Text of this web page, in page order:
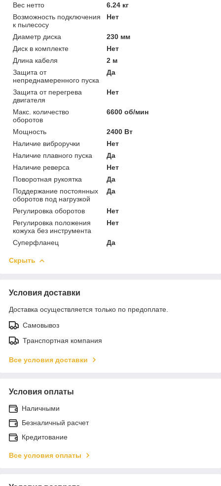
Вес нетто
6.24 кг
Возможность подключения
к пылесосу
Нет
Диаметр диска
230 мм
Диск в комплекте
Нет
Длина кабеля
2 м
Защита от
непреднамеренного пуска
Да
Защита от перегрева
двигателя
Нет
Макс. количество
оборотов
6600 об/мин
Мощность
2400 Вт
Наличие виброручки
Нет
Наличие плавного пуска
Да
Наличие реверса
Нет
Поворотная рукоятка
Да
Поддержание постоянных
оборотов под нагрузкой
Да
Регулировка оборотов
Нет
Регулировка положения
кожуха без инструмента
Нет
Суперфланец Да
Скрыть
Условия доставки
Доставка осуществляется только по предоплате.
Самовывоз
Транспортная компания
Все условия доставки
Условия оплаты
Наличными
Безналичный расчет
Кредитование
Все условия оплаты